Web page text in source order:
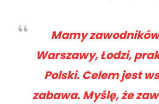
Mamy
Warszawy, Łodzi,
Polski. Celem jest
zabawa. Myślę, że